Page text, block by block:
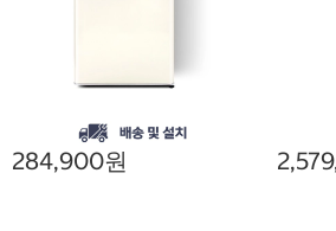
284,900원